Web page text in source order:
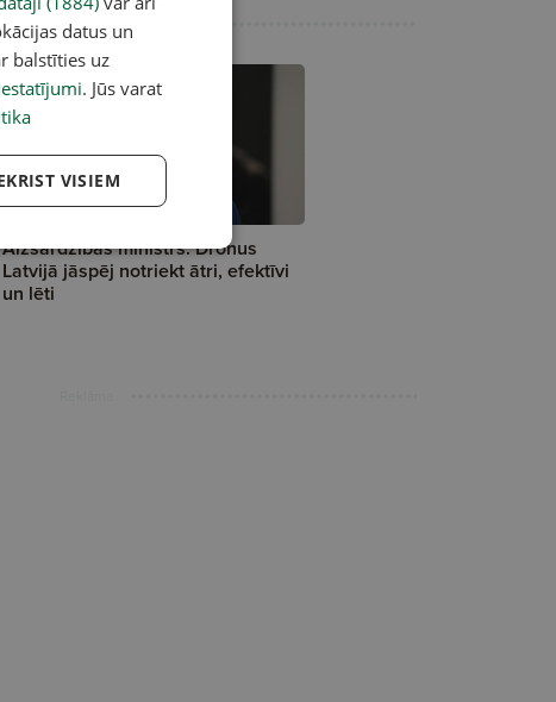
Aizsardzības ministrs: Dronus
Latvijā jāspēj notriekt ātri, efektīvi
un lēti
datus un
balstīties uz
. Jūs varat
VISIEM